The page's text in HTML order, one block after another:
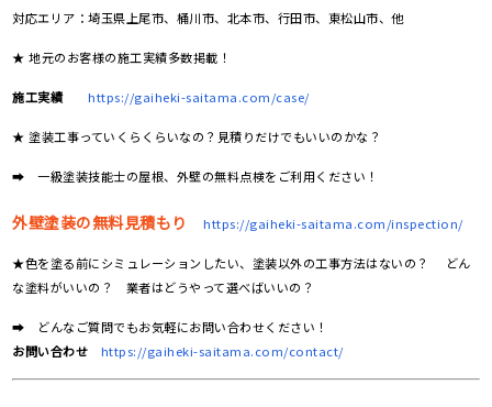
対応エリア：埼玉県上尾市、桶川市、北本市、行田市、東松山市、他
★ 地元のお客様の施工実績多数掲載！
施工実績 https://gaiheki-saitama.com/case/
★ 塗装工事っていくらくらいなの？見積りだけでもいいのかな？
➡ 一級塗装技能士の屋根、外壁の無料点検をご利用ください！
外壁塗装の無料見積もり https://gaiheki-saitama.com/inspection/
★色を塗る前にシミュレーションしたい、塗装以外の工事方法はないの？ どん
な塗料がいいの？ 業者はどうやって選べばいいの？
➡ どんなご質問でもお気軽にお問い合わせください！
お問い合わせ
https://gaiheki-saitama.com/contact/